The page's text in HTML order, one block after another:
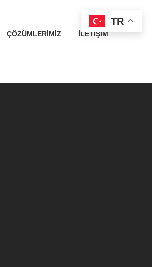
ÇÖZÜMLERIMIZ İLETIŞIM
TR